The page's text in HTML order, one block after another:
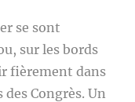
se sont
sur les bords
fièrement dans
Congrès. Un